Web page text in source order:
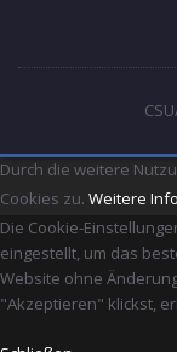
Durch die weitere
Cookies zu. Weitere
Die Cookie-
eingestellt, um das
Website ohne
"Akzeptieren" klickst,